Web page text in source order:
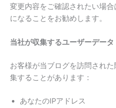
変更内容をご確認されたい場
になることをお勧めします。
当社が収集するユーザーデータ
お客様が当ブログを訪問され
集することがあります：
あなたのIPアドレス